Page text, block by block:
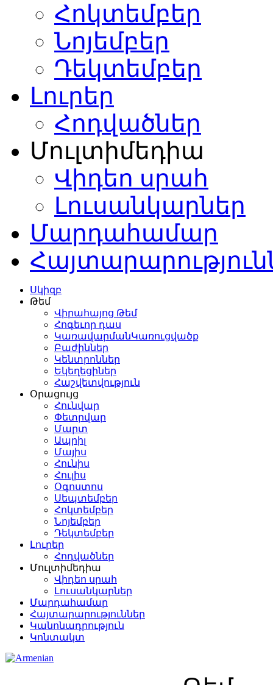
Հոկտեմբեր
Նոյեմբեր
Դեկտեմբեր
Լուրեր
Հոդվածներ
Մուլտիմեդիա
Վիդեո սրահ
Լուսանկարներ
Մարդահամար
Սկիզբ
Թեմ
Վիրահայոց Թեմ
Հոգեւոր դաս
ԿառավարմանԿառուցվածք
Բաժիններ
Կենտրոններ
Եկեղեցիներ
Հաշվետվություն
Օրացույց
Հունվար
Փետրվար
Մարտ
Ապրիլ
Մայիս
Հունիս
Հուլիս
Օգոստոս
Սեպտեմբեր
Հոկտեմբեր
Նոյեմբեր
Դեկտեմբեր
Լուրեր
Հոդվածներ
Մուլտիմեդիա
Վիդեո սրահ
Լուսանկարներ
Մարդահամար
Հայտարարություններ
Կանոնադրություն
Կոնտակտ